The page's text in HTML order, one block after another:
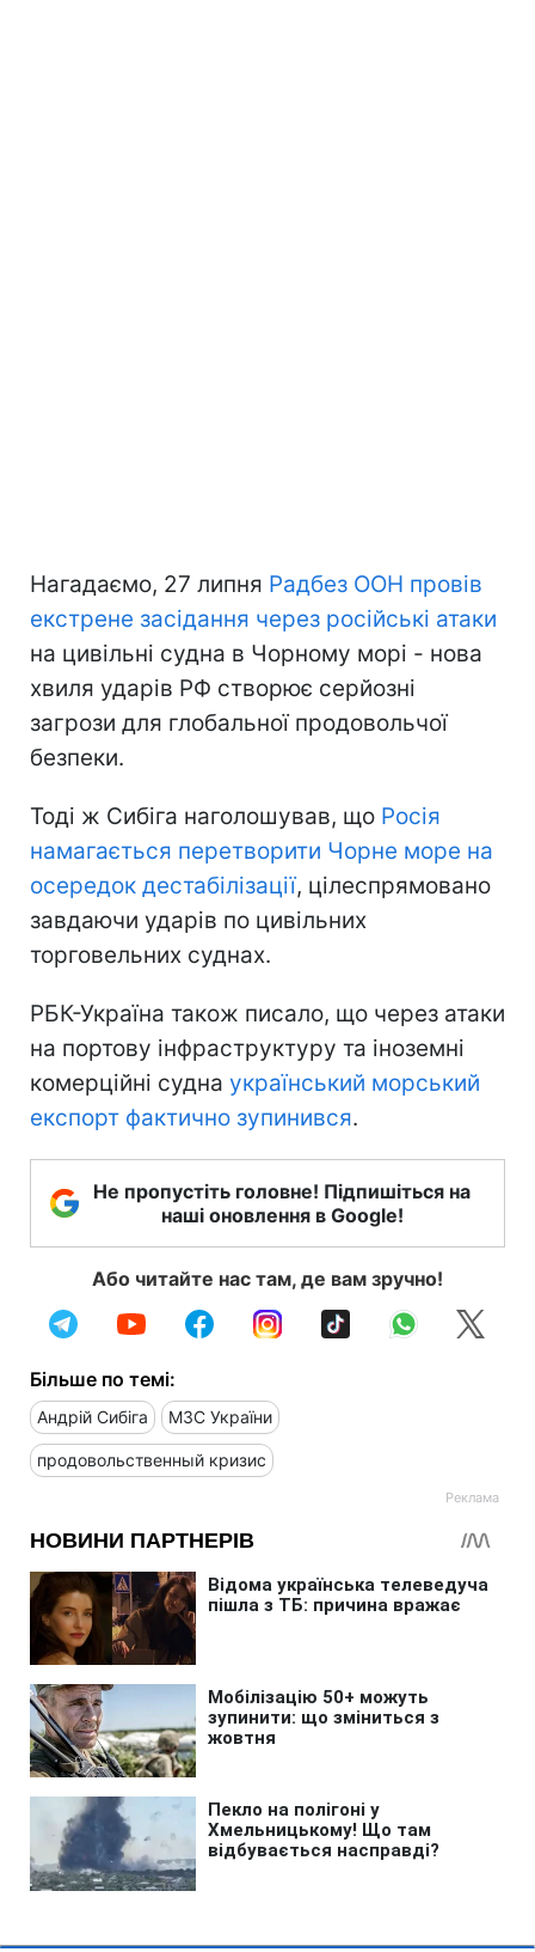
Нагадаємо, 27 липня Радбез ООН провів
екстрене засідання через російські атаки
на цивільні судна в Чорному морі - нова
хвиля ударів РФ створює серйозні
загрози для глобальної продовольчої
безпеки.
Тоді ж Сибіга наголошував, що Росія
намагається перетворити Чорне море на
осередок дестабілізації, цілеспрямовано
завдаючи ударів по цивільних
торговельних суднах.
РБК-Україна також писало, що через атаки
на портову інфраструктуру та іноземні
комерційні судна український морський
експорт фактично зупинився.
Не пропустіть головне! Підпишіться на
наші оновлення в Google!
Або читайте нас там, де вам зручно!
Більше по темі:
Андрій Сибіга МЗС України
продовольственный кризис